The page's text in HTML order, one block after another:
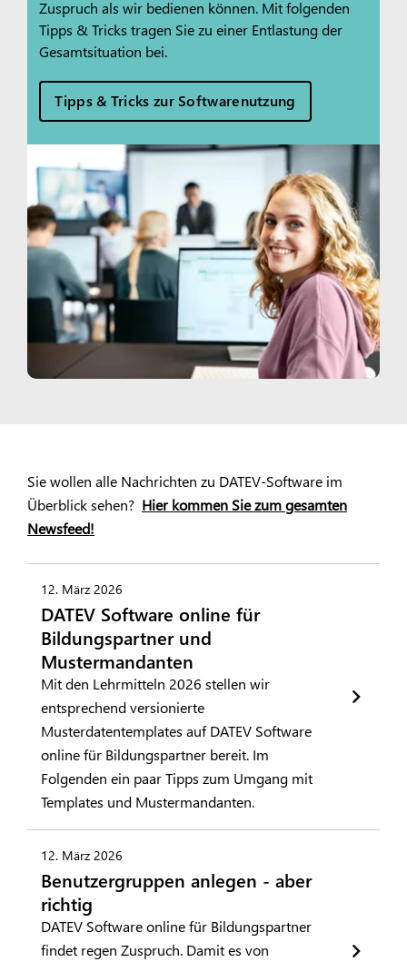
Zuspruch als wir bedienen können. Mit folgenden
Tipps & Tricks tragen Sie zu einer Entlastung der
Gesamtsituation bei.
Tipps & Tricks zur Softwarenutzung
Sie wollen alle Nachrichten zu DATEV-Software im
Überblick sehen? Hier kommen Sie zum gesamten
Newsfeed!
12. März 2026
DATEV Software online für
Bildungspartner und
Mustermandanten
Mit den Lehrmitteln 2026 stellen wir
entsprechend versionierte
Musterdatentemplates auf DATEV Software
online für Bildungspartner bereit. Im
Folgenden ein paar Tipps zum Umgang mit
Templates und Mustermandanten.
12. März 2026
Benutzergruppen anlegen - aber
richtig
DATEV Software online für Bildungspartner
findet regen Zuspruch. Damit es von